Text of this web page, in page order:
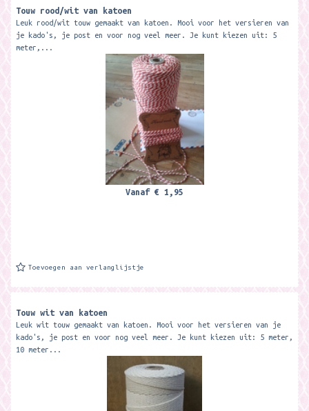
Touw rood/wit van katoen
Leuk rood/wit touw gemaakt van katoen. Mooi voor het versieren van
je kado's, je post en voor nog veel meer. Je kunt kiezen uit: 5
meter,...
Vanaf € 1,95
Toevoegen aan verlanglijstje
Touw wit van katoen
Leuk wit touw gemaakt van katoen. Mooi voor het versieren van je
kado's, je post en voor nog veel meer. Je kunt kiezen uit: 5 meter,
10 meter...